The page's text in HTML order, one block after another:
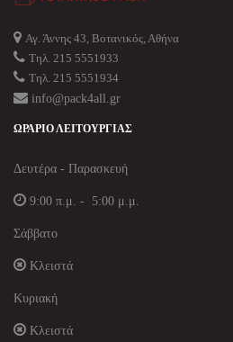
Αγ. Άννης 43, Βοτανικός, Αθήνα
Τηλ. 215 5551933
Τηλ. 215 5551934
info@pack4all.gr
ΩΡΆΡΙΟ ΛΕΙΤΟΥΡΓΊΑΣ
Δευτέρα - Παρασκευή
9:00 π.μ. - 5:00 μ.μ.
Σάββατο
Κλειστά
Κυριακή
Κλειστά